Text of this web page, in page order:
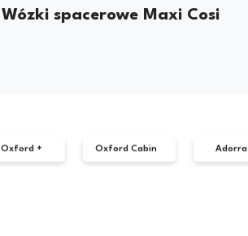
Wózki spacerowe Maxi Cosi
Oxford + Oxford Cabin Adorra